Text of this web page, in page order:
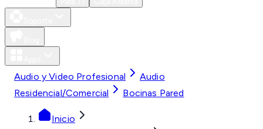
Audio y Video Profesional
Audio
Residencial/Comercial
Bocinas Pared
Inicio